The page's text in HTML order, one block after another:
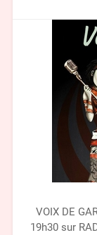
VOIX DE
19h30 sur